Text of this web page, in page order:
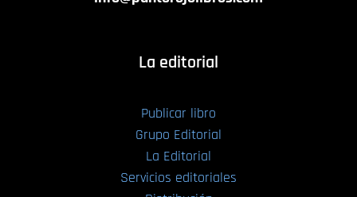
La editorial
Publicar libro
Grupo Editorial
La Editorial
Servicios editoriales